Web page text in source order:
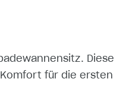
Diese
für die ersten